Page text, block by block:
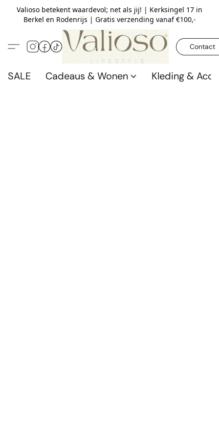
Valioso betekent waardevol; net als jij! | Kerksingel 17 in
Berkel en Rodenrijs | Gratis verzending vanaf €100,-
Contact
SALE Cadeaus & Wonen Kleding &